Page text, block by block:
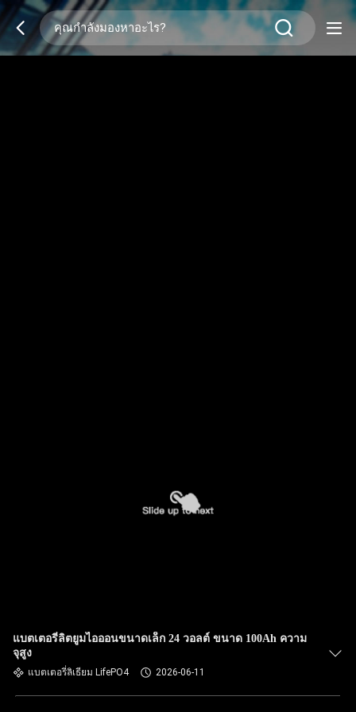
แบตเตอรี่ลิตยูมไอออนขนาดเล็ก 24 วอลต์ ขนาด 100Ah ความ
จุสูง
แบตเตอรี่ลิเธียม LifePO4 2026-06-11